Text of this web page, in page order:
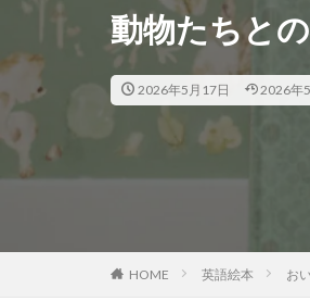
動物たちと
2026年5月17日 2026年
HOME 英語絵本 お